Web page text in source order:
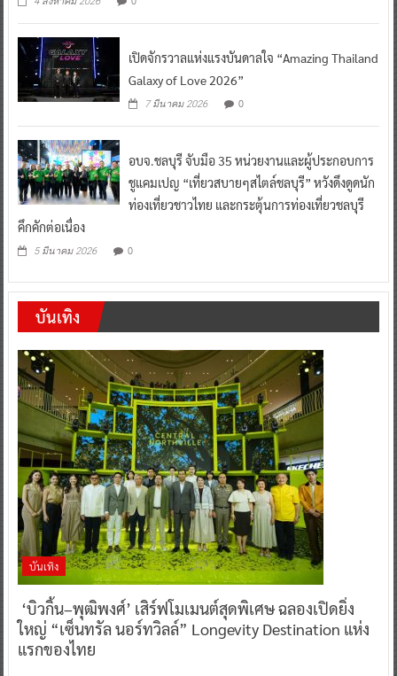
เปิดจักรวาลแห่งแรงบันดาลใจ “Amazing Thailand
Galaxy of Love 2026”
7 มีนาคม 2026 0
อบจ.ชลบุรี จับมือ 35 หน่วยงานและผู้ประกอบการ
ชูแคมเปญ “เที่ยวสบายๆสไตล์ชลบุรี” หวังดึงดูดนัก
ท่องเที่ยวชาวไทย และกระตุ้นการท่องเที่ยวชลบุรี
คึกคักต่อเนื่อง
5 มีนาคม 2026 0
บันเทิง
บันเทิง
‘บิวกิ้น–พุฒิพงศ์’ เสิร์ฟโมเมนต์สุดพิเศษ ฉลองเปิดยิ่ง
ใหญ่ “เซ็นทรัล นอร์ทวิลล์” Longevity Destination แห่ง
แรกของไทย